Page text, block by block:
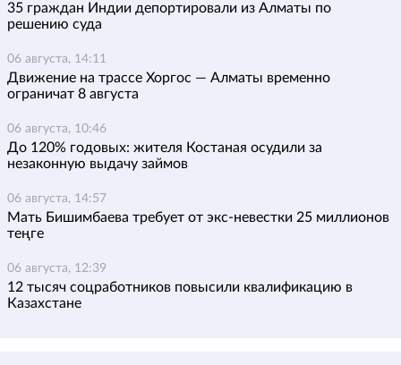
35 граждан Индии депортировали из Алматы по
решению суда
06 августа, 14:11
Движение на трассе Хоргос — Алматы временно
ограничат 8 августа
06 августа, 10:46
До 120% годовых: жителя Костаная осудили за
незаконную выдачу займов
06 августа, 14:57
Мать Бишимбаева требует от экс-невестки 25 миллионов
теңге
06 августа, 12:39
12 тысяч соцработников повысили квалификацию в
Казахстане